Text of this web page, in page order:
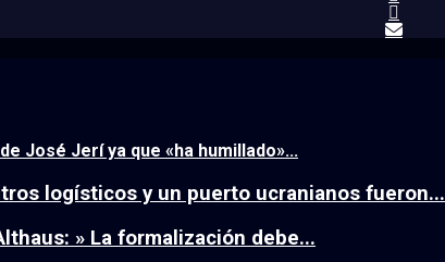
José Jerí ya que «ha humillado»...
logísticos y un puerto ucranianos fueron...
» La formalización debe...